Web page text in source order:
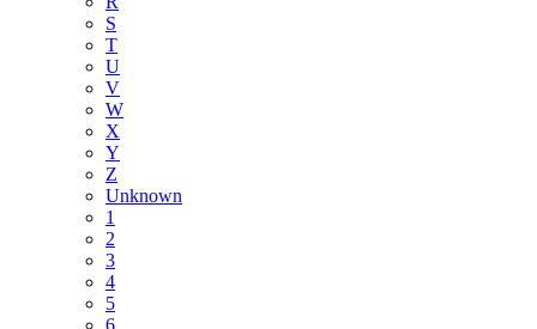
S
T
U
V
W
X
Y
Z
Unknown
1
2
3
4
5